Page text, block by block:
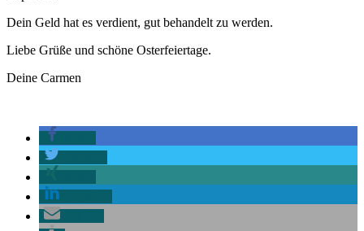
Dein Geld hat es verdient, gut behandelt zu werden.
Liebe Grüße und schöne Osterfeiertage.
Deine Carmen